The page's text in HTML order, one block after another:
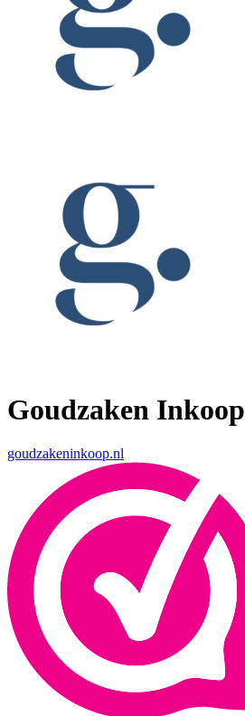
Goudzaken Inkoop
goudzakeninkoop.nl